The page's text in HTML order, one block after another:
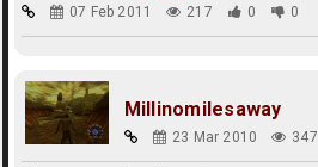
07 Feb 2011 217 0 0
Millinomilesaway
23 Mar 2010 347